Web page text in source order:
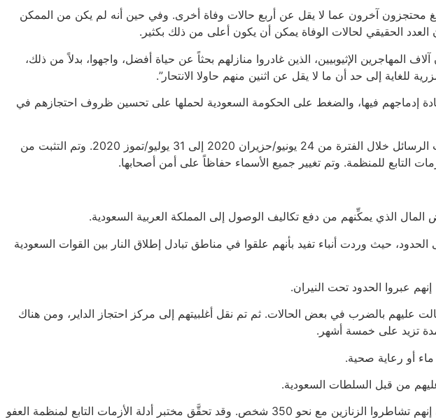
محتجزون آخرون عما لا يقل عن أربع حالات وفاة أخرى. وفي حين أنه لم يكن من الممكن
الحقيقي لحالات الوفاة يمكن أن يكون أعلى من ذلك بكثير.
الإثيوبيين، الذين غادروا منازلهم بحثاً عن حياة أفضل، واجهوا، بدلاً من ذلك،
إلى حد أن ما لا يقل عن اثنين منهم حاولا الانتحار”.
وإعادة إدماجهم فيها، والضغط على الحكومة السعودية لحملها على تحسين ظروف احتجازهم في
لقد أجرت منظمة العفو الدولية مقابلات مع 12 مهاجراً إثيوبياً محتجزاً، من النساء والرجال، بواسطة أحد تطبيقات الرسائل خلال الفترة من 24 يونيو/حزيران 2020 إلى 31 يوليو/تموز 2020. وتم التثبت من
التابع للمنظمة. وتم تغيير جميع الأسماء حفاظاً على أمن أصحابها.
بالذهاب إلى الحدود، حيث وردت أنباء تفيد بأنهم علقوا في مناطق تبادل إطلاق النار بين القوات السعودية
عبروا الحدود تحت النيران.
عليهم بالضرب في بعض الحالات. ثم تم نقل أغلبيتهم إلى مركز احتجاز الداير، ومن هناك
تزيد على خمسة أشهر.
من قبل السلطات السعودية.
إذ أن ظروف احتجازهم مزرية بشكل خاص في مركز احتجاز الداير وسجن جازان المركزي، حيث ذكر المعتقلون إنهم تشاطروا الزنازين مع نحو 350 شخص. وقد تحقَّق مختبر أدلة الأزمات التابع لمنظمة العفو